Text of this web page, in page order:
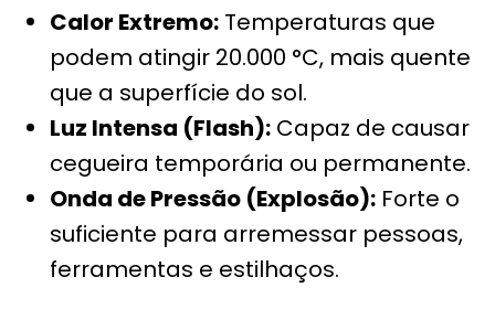
Calor Extremo: Temperaturas que
podem atingir 20.000 °C, mais quente
que a superfície do sol.
Luz Intensa (Flash): Capaz de causar
cegueira temporária ou permanente.
Onda de Pressão (Explosão): Forte o
suficiente para arremessar pessoas,
ferramentas e estilhaços.